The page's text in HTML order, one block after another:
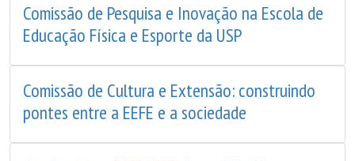
Comissão de Pesquisa e Inovação na Escola de
Educação Física e Esporte da USP
Comissão de Cultura e Extensão: construindo
pontes entre a EEFE e a sociedade